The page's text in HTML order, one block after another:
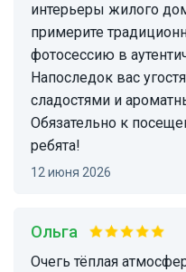
интерьеры жилого
примерите
фотосессию в
Напоследок вас
сладостями и
Обязательно к
ребята!
12 июня 2026
Ольга
Очегь тёплая атмосфера и великолепные фото. За